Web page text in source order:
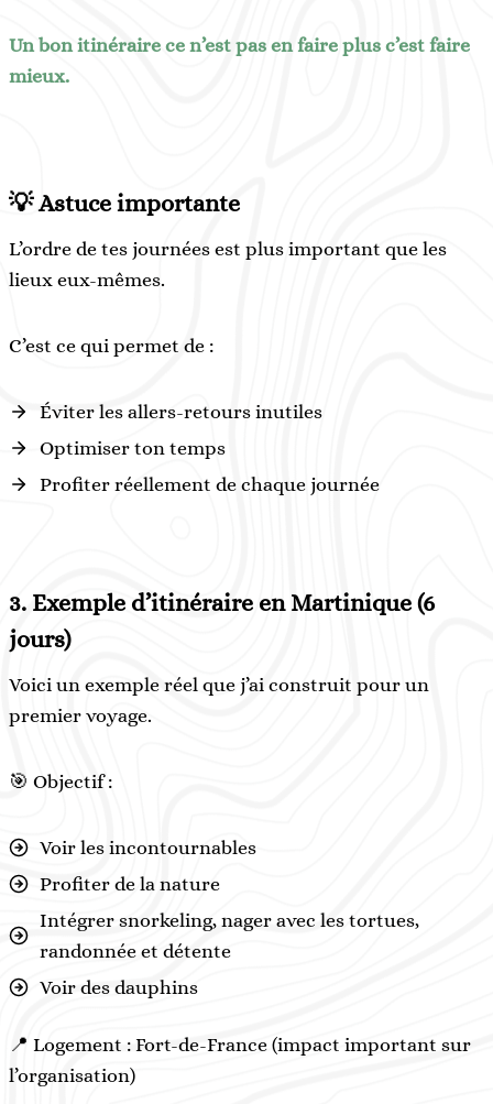
Un bon itinéraire ce n’est pas en faire plus c’est faire
mieux.
💡 Astuce importante
L’ordre de tes journées est plus important que les
lieux eux-mêmes.
C’est ce qui permet de :
Éviter les allers-retours inutiles
Optimiser ton temps
Profiter réellement de chaque journée
3. Exemple d’itinéraire en Martinique (6
jours)
Voici un exemple réel que j’ai construit pour un
premier voyage.
🎯 Objectif :
Voir les incontournables
Profiter de la nature
Intégrer snorkeling, nager avec les tortues,
randonnée et détente
Voir des dauphins
📍 Logement : Fort-de-France (impact important sur
l’organisation)